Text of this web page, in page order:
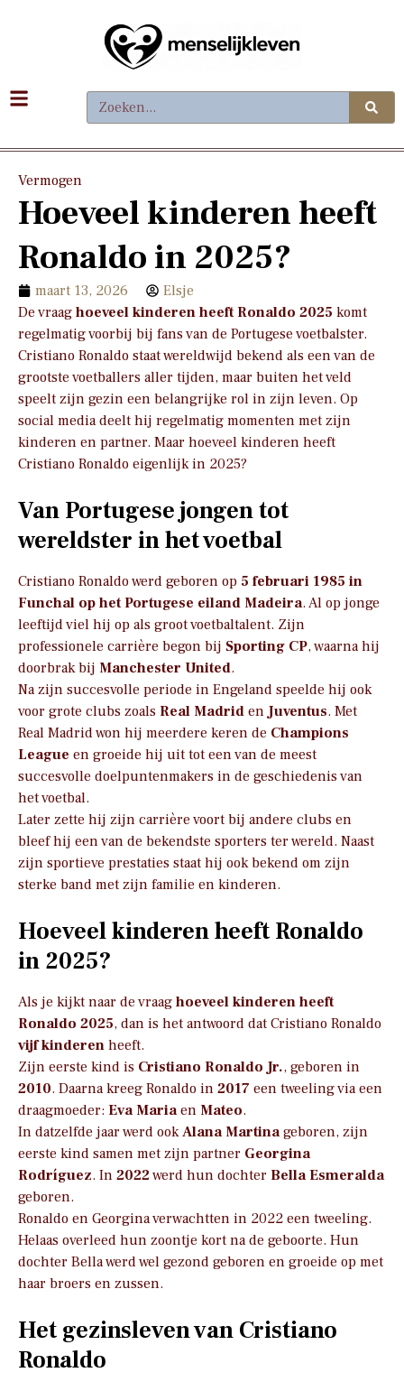
Vermogen
Hoeveel kinderen heeft
Ronaldo in 2025?
maart 13, 2026
Elsje
De vraag hoeveel kinderen heeft Ronaldo 2025 komt
regelmatig voorbij bij fans van de Portugese voetbalster.
Cristiano Ronaldo staat wereldwijd bekend als een van de
grootste voetballers aller tijden, maar buiten het veld
speelt zijn gezin een belangrijke rol in zijn leven. Op
social media deelt hij regelmatig momenten met zijn
kinderen en partner. Maar hoeveel kinderen heeft
Cristiano Ronaldo eigenlijk in 2025?
Van Portugese jongen tot
wereldster in het voetbal
Cristiano Ronaldo werd geboren op 5 februari 1985 in
Funchal op het Portugese eiland Madeira. Al op jonge
leeftijd viel hij op als groot voetbaltalent. Zijn
professionele carrière begon bij Sporting CP, waarna hij
doorbrak bij Manchester United.
Na zijn succesvolle periode in Engeland speelde hij ook
voor grote clubs zoals Real Madrid enJuventus. Met
Real Madrid won hij meerdere keren de Champions
League en groeide hij uit tot een van de meest
succesvolle doelpuntenmakers in de geschiedenis van
het voetbal.
Later zette hij zijn carrière voort bij andere clubs en
bleef hij een van de bekendste sporters ter wereld. Naast
zijn sportieve prestaties staat hij ook bekend om zijn
sterke band met zijn familie en kinderen.
Hoeveel kinderen heeft Ronaldo
in 2025?
Als je kijkt naar de vraag hoeveel kinderen heeft
Ronaldo 2025, dan is het antwoord dat Cristiano Ronaldo
vijf kinderen heeft.
Zijn eerste kind is Cristiano Ronaldo Jr., geboren in
2010. Daarna kreeg Ronaldo in 2017 een tweeling via een
draagmoeder: Eva Mariaen Mateo.
In datzelfde jaar werd ookAlana Martinageboren, zijn
eerste kind samen met zijn partner Georgina
Rodríguez. In 2022werd hun dochter Bella Esmeralda
geboren.
Ronaldo en Georgina verwachtten in 2022 een tweeling.
Helaas overleed hun zoontje kort na de geboorte. Hun
dochter Bella werd wel gezond geboren en groeide op met
haar broers en zussen.
Het gezinsleven van Cristiano
Ronaldo